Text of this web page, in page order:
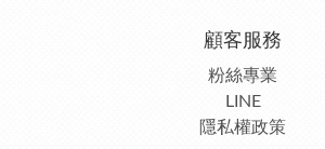
顧客服務
粉絲專業
LINE
隱私權政策